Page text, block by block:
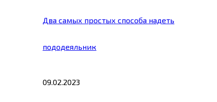
Два самых простых способа надеть
пододеяльник
09.02.2023